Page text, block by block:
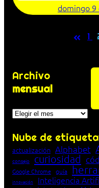
domingo
« 1
Archivo
mensual
Archivos
Nube de
actualización Alphabet
consejo
curiosidad
Google Chrome guía
innovación Inteligencia